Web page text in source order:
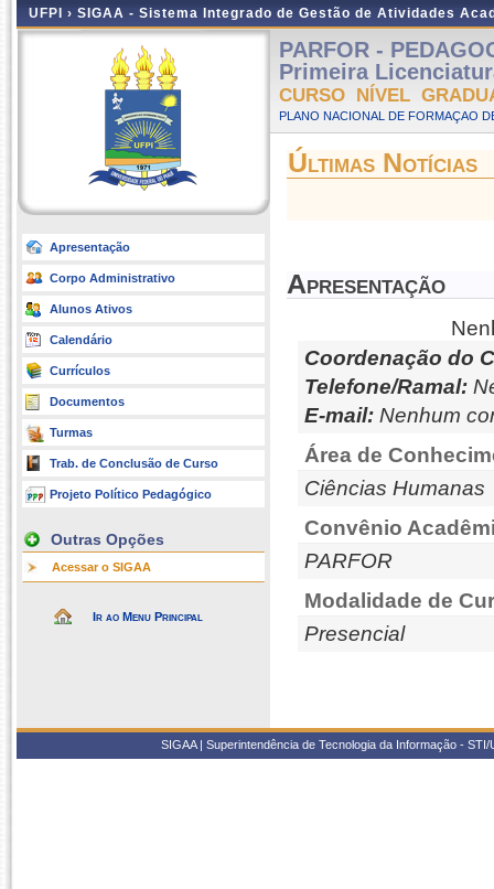
UFPI › SIGAA - Sistema Integrado de Gestão de Atividades
Apresentação
Corpo Administrativo
Alunos Ativos
Calendário
Currículos
Documentos
Turmas
Trab. de Conclusão de Curso
Projeto Político Pedagógico
Outras Opções
Acessar o SIGAA
Ir ao Menu Principal
PARFOR -
Primeira
CURSO NÍVEL
PLANO NACIONAL DE FORMAÇAO
Últimas Notícias
Apresentação
Coordenação do
Telefone/Ramal:
E-mail: Nenhum
Área de
Ciências Humanas
Convênio
PARFOR
Modalidade de
Presencial
SIGAA | Superintendência de Tecnologia da Informação -